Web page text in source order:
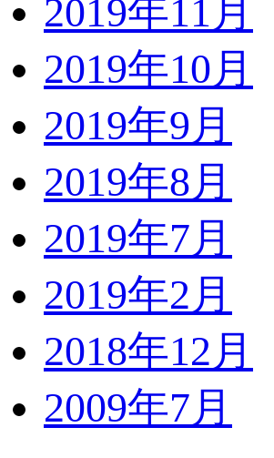
2019年11月
2019年10月
2019年9月
2019年8月
2019年7月
2019年2月
2018年12月
2009年7月